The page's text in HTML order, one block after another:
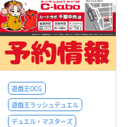
遊戯王OCG
遊戯王ラッシュデュエル
デュエル・マスターズ